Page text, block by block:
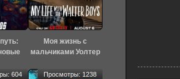
Моя жизнь с
мальчиками Уолтер
Онлайн]
604 Просмотры: 1238